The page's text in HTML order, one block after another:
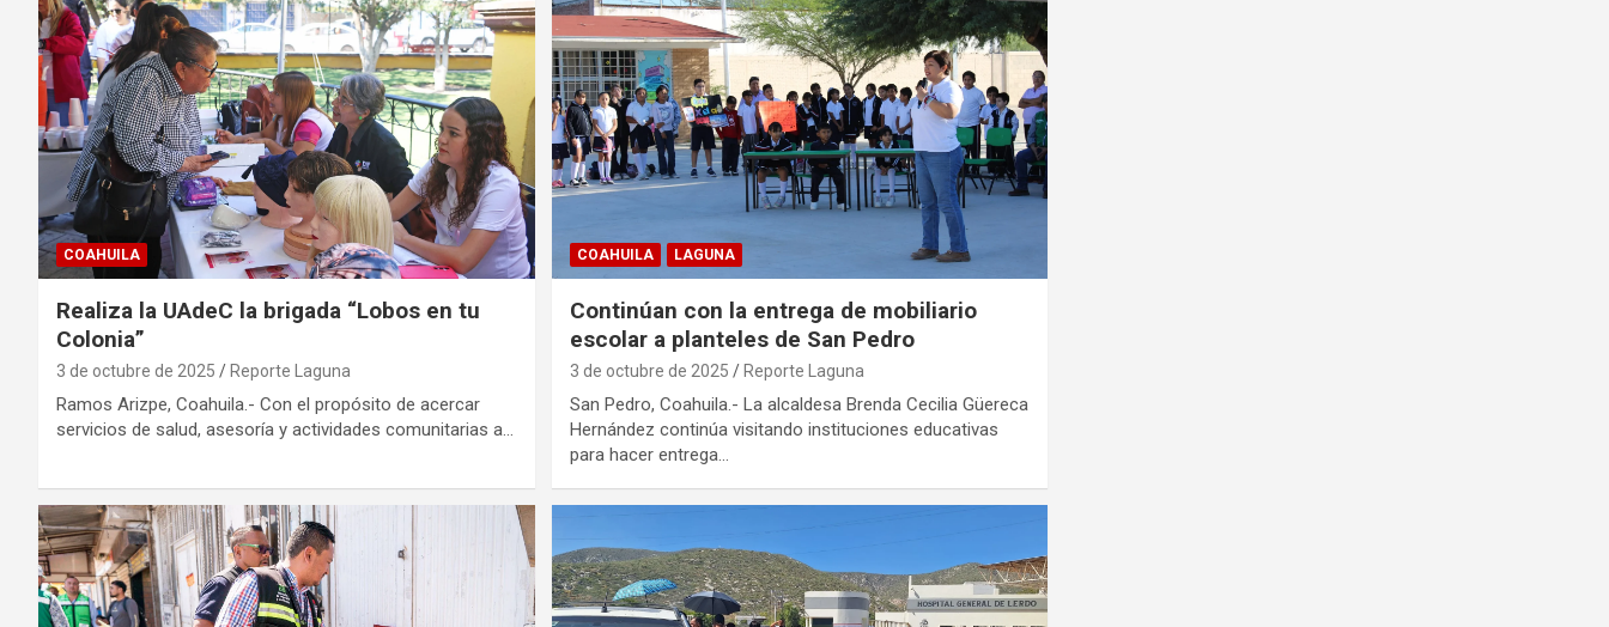
COAHUILA
Realiza la UAdeC la brigada “Lobos en tu
Colonia”
3 de octubre de 2025 Reporte Laguna
Ramos Arizpe, Coahuila.- Con el propósito de acercar
servicios de salud, asesoría y actividades comunitarias a…
COAHUILA LAGUNA
Continúan con la entrega de mobiliario
escolar a planteles de San Pedro
3 de octubre de 2025 Reporte Laguna
San Pedro, Coahuila.- La alcaldesa Brenda Cecilia Güereca
Hernández continúa visitando instituciones educativas
para hacer entrega…